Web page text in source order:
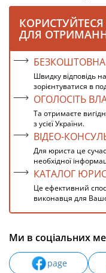
ДЛЯ
БЕЗКОШТОВНА
Швидку відповідь
зорієнтуватися в
ОГОЛОСІТЬ
Та отримаєте
з усієї України.
ВІДЕО-
Для юриста це
необхідної
КАТАЛОГ
Це ефективний
виконавця для
Ми в соціальних
page